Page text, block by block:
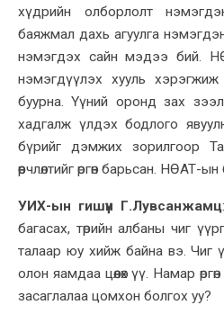
хүдрийн олборлолт
баяжмал дахь агуулга
нэмэгдэх сайн мэдээ бий.
нэмэгдүүлэх хууль
буурна.Үүний оронд зах
хадгалж үлдэх бодлого
бүрийг дэмжих зорилгоор
өөрчлөлтийг өргөн барьсан. НӨАТ-
УИХ-ын гишүүн Г.Лувсанжамц:
багасах, төрийн албаны чиг
талаар юу хийж байна вэ. Чиг
олон яамдаа цөөлөх үү. Намар өргөн
засаглалаа цомхон болгох уу?